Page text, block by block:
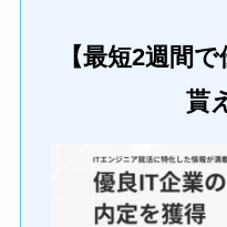
【最短2週間
貰